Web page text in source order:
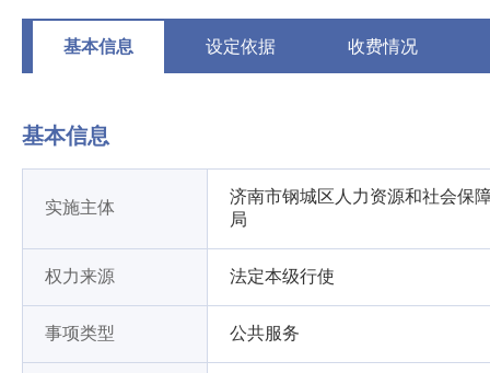
基本信息 设定依据 收费情况
基本信息
实施主体
济南市钢城区人力资源和社会保
局
权力来源 法定本级行使
事项类型 公共服务